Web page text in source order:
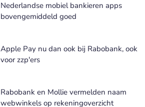
Nederlandse mobiel bankieren apps
bovengemiddeld goed
Apple Pay nu dan ook bij Rabobank, ook
voor zzp'ers
Rabobank en Mollie vermelden naam
webwinkels op rekeningoverzicht